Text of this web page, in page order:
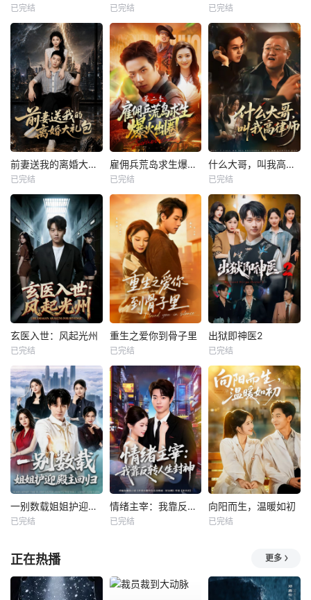
已完结 已完结 已完结
前妻送我的离婚大礼包
已完结
雇佣兵荒岛求生爆火出圈第二季
已完结
什么大哥，叫我高律师
已完结
玄医入世：风起光州
已完结
重生之爱你到骨子里
已完结
出狱即神医2
已完结
一别数载姐姐护迎殿主回归
已完结
情绪主宰：我靠反转人生封神
已完结
向阳而生，温暖如初
已完结
正在热播 更多